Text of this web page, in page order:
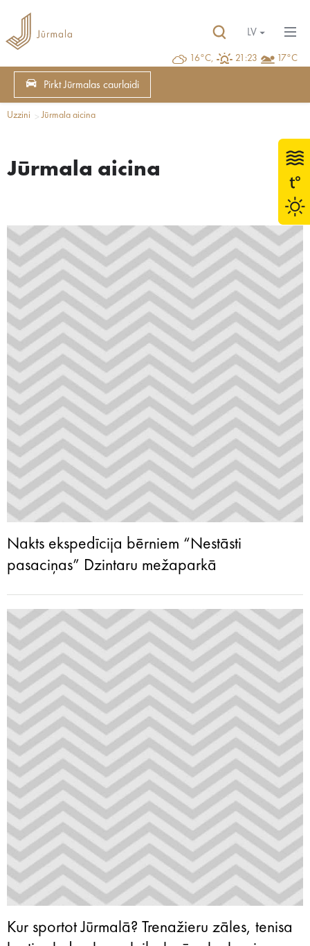
16°C, 21:23 17°C
LV
Pirkt Jūrmalas caurlaidi
Uzzini Jūrmala aicina
Jūrmala aicina
Nakts ekspedīcija bērniem “Nestāsti
pasaciņas” Dzintaru mežaparkā
Kur sportot Jūrmalā? Trenažieru zāles, tenisa